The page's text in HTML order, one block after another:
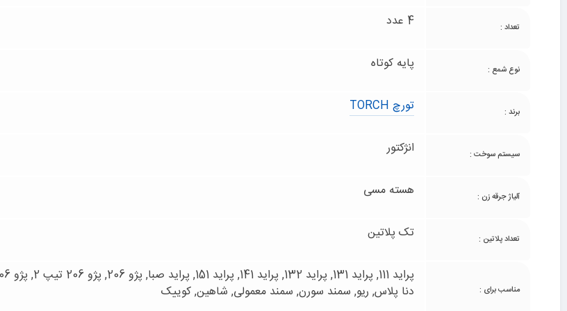
تعداد : 4 عدد
نوع شمع : پایه کوتاه
برند : تورچ TORCH
سیستم سوخت : انژکتور
آلیاژ جرقه زن : هسته مسی
تعداد پلاتین : تک پلاتین
مناسب برای :
دنا پلاس, ریو, سمند سورن, سمند معمولی, شاهین, کوییک